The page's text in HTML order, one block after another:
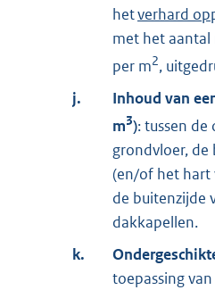
hetverhard
met het aantal
per m2,
j.
Inhoud van
m3): tussen de
grondvloer, de
(en/of het hart
de buitenzijde
dakkapellen.
k.
toepassing